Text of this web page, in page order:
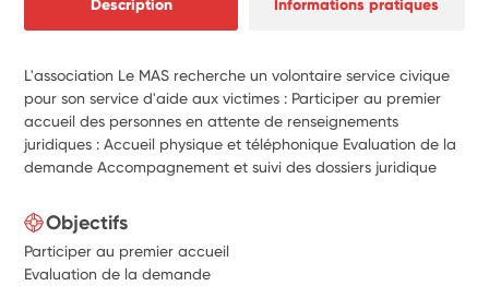
L'association Le MAS recherche un volontaire service civique
pour son service d'aide aux victimes : Participer au premier
accueil des personnes en attente de renseignements
juridiques : Accueil physique et téléphonique Evaluation de la
demande Accompagnement et suivi des dossiers juridique
Objectifs
Participer au premier accueil
Evaluation de la demande